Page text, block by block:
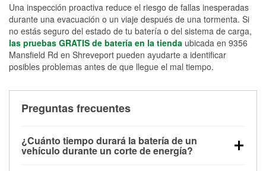
Una inspección proactiva reduce el riesgo de fallas inesperadas
durante una evacuación o un viaje después de una tormenta. Si
no estás seguro del estado de tu batería o del sistema de carga,
las pruebas GRATIS de batería en la tienda ubicada en 9356
Mansfield Rd en Shreveport pueden ayudarte a identificar
posibles problemas antes de que llegue el mal tiempo.
Preguntas frecuentes
¿Cuánto tiempo durará la batería de un
vehículo durante un corte de energía?